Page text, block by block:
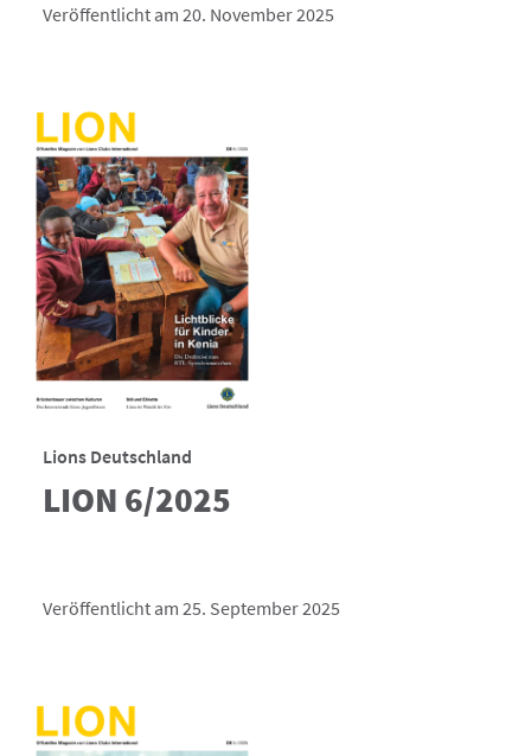
Veröffentlicht am 20. November 2025
Lions Deutschland
LION 6/2025
Veröffentlicht am 25. September 2025